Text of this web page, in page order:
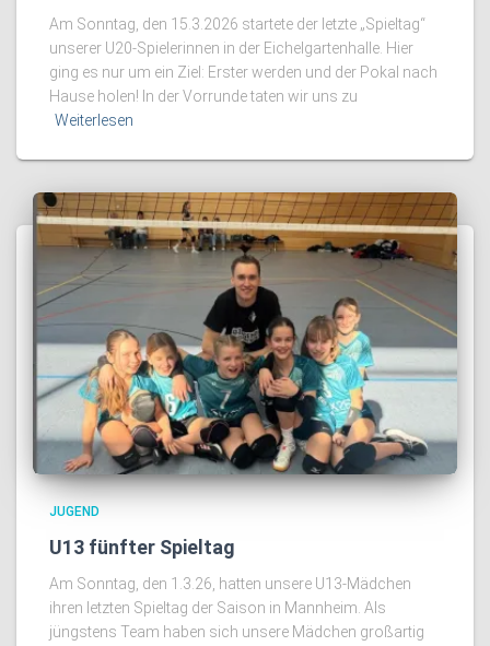
Am Sonntag, den 15.3.2026 startete der letzte „Spieltag“
unserer U20-Spielerinnen in der Eichelgartenhalle. Hier
ging es nur um ein Ziel: Erster werden und der Pokal nach
Hause holen! In der Vorrunde taten wir uns zu
Weiterlesen
JUGEND
U13 fünfter Spieltag
Am Sonntag, den 1.3.26, hatten unsere U13-Mädchen
ihren letzten Spieltag der Saison in Mannheim. Als
jüngstens Team haben sich unsere Mädchen großartig